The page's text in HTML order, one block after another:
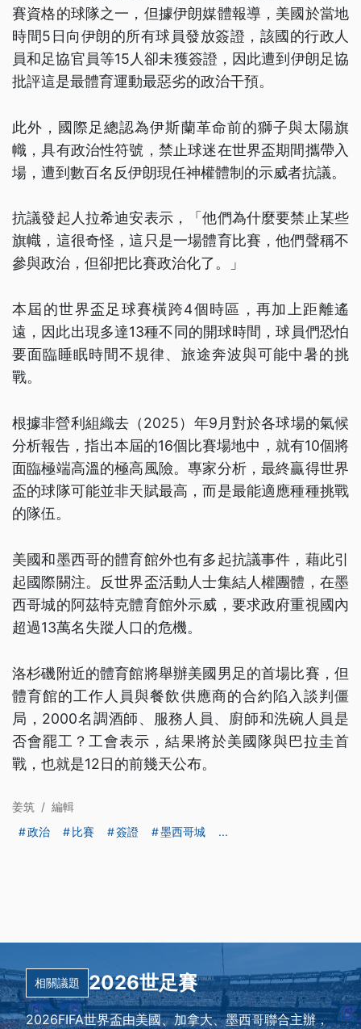
賽資格的球隊之一，但據伊朗媒體報導，美國於當地
時間5日向伊朗的所有球員發放簽證，該國的行政人
員和足協官員等15人卻未獲簽證，因此遭到伊朗足協
批評這是最體育運動最惡劣的政治干預。
此外，國際足總認為伊斯蘭革命前的獅子與太陽旗
幟，具有政治性符號，禁止球迷在世界盃期間攜帶入
場，遭到數百名反伊朗現任神權體制的示威者抗議。
抗議發起人拉希迪安表示，「他們為什麼要禁止某些
旗幟，這很奇怪，這只是一場體育比賽，他們聲稱不
參與政治，但卻把比賽政治化了。」
本屆的世界盃足球賽橫跨4個時區，再加上距離遙
遠，因此出現多達13種不同的開球時間，球員們恐怕
要面臨睡眠時間不規律、旅途奔波與可能中暑的挑
戰。
根據非營利組織去（2025）年9月對於各球場的氣候
分析報告，指出本屆的16個比賽場地中，就有10個將
面臨極端高溫的極高風險。專家分析，最終贏得世界
盃的球隊可能並非天賦最高，而是最能適應種種挑戰
的隊伍。
美國和墨西哥的體育館外也有多起抗議事件，藉此引
起國際關注。反世界盃活動人士集結人權團體，在墨
西哥城的阿茲特克體育館外示威，要求政府重視國內
超過13萬名失蹤人口的危機。
洛杉磯附近的體育館將舉辦美國男足的首場比賽，但
體育館的工作人員與餐飲供應商的合約陷入談判僵
局，2000名調酒師、服務人員、廚師和洗碗人員是
否會罷工？工會表示，結果將於美國隊與巴拉圭首
戰，也就是12日的前幾天公布。
姜筑 / 編輯
政治
比賽 簽證 墨西哥城 ...
相關議題 2026世足賽
2026FIFA世界盃由美國、加拿大、墨西哥聯合主辦，